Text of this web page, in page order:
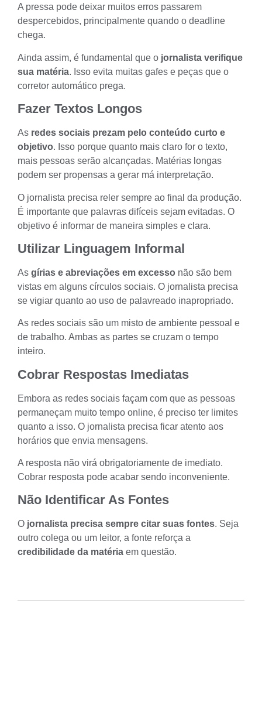
A pressa pode deixar muitos erros passarem
despercebidos, principalmente quando o deadline
chega.
Ainda assim, é fundamental que o jornalista verifique
sua matéria. Isso evita muitas gafes e peças que o
corretor automático prega.
Fazer Textos Longos
As redes sociais prezam pelo conteúdo curto e
objetivo. Isso porque quanto mais claro for o texto,
mais pessoas serão alcançadas. Matérias longas
podem ser propensas a gerar má interpretação.
O jornalista precisa reler sempre ao final da produção.
É importante que palavras difíceis sejam evitadas. O
objetivo é informar de maneira simples e clara.
Utilizar Linguagem Informal
As gírias e abreviações em excesso não são bem
vistas em alguns círculos sociais. O jornalista precisa
se vigiar quanto ao uso de palavreado inapropriado.
As redes sociais são um misto de ambiente pessoal e
de trabalho. Ambas as partes se cruzam o tempo
inteiro.
Cobrar Respostas Imediatas
Embora as redes sociais façam com que as pessoas
permaneçam muito tempo online, é preciso ter limites
quanto a isso. O jornalista precisa ficar atento aos
horários que envia mensagens.
A resposta não virá obrigatoriamente de imediato.
Cobrar resposta pode acabar sendo inconveniente.
Não Identificar As Fontes
O jornalista precisa sempre citar suas fontes. Seja
outro colega ou um leitor, a fonte reforça a
credibilidade da matéria em questão.